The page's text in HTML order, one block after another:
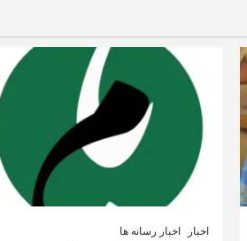
اخبار اخبار رسانه ها